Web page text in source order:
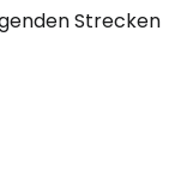
Strecken